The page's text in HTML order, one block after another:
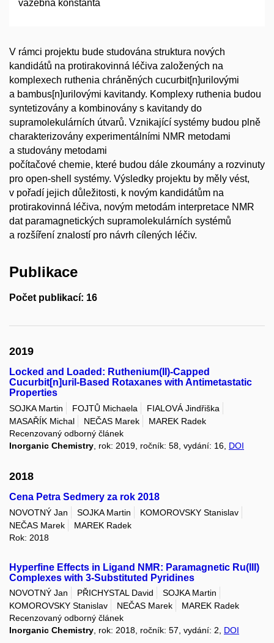
vazebná konstanta
V rámci projektu bude studována struktura nových
kandidátů na protirakovinná léčiva založených na
komplexech ruthenia chráněných cucurbit[n]urilovými
a bambus[n]urilovými kavitandy. Komplexy ruthenia budou
syntetizovány a kombinovány s kavitandy do
supramolekulárních útvarů. Vznikající systémy budou plně
charakterizovány experimentálními NMR metodami
a studovány metodami
počítačové chemie, které budou dále zkoumány a rozvinuty
pro open-shell systémy. Výsledky projektu by měly vést,
v pořadí jejich důležitosti, k novým kandidátům na
protirakovinná léčiva, novým metodám interpretace NMR
dat paramagnetických supramolekulárních systémů
a rozšíření znalostí pro návrh cílených léčiv.
Publikace
Počet publikací: 16
2019
Locked and Loaded: Ruthenium(II)-Capped
Cucurbit[n]uril-Based Rotaxanes with Antimetastatic
Properties
SOJKA Martin FOJTŮ Michaela
FIALOVÁ Jindřiška
MASAŘÍK Michal
NEČAS Marek
MAREK Radek
Recenzovaný odborný článek
Inorganic Chemistry , rok: 2019, ročník: 58, vydání: 16, DOI
2018
Cena Petra Sedmery za rok 2018
NOVOTNÝ Jan SOJKA Martin
KOMOROVSKY Stanislav
NEČAS Marek
MAREK Radek
Rok: 2018
Hyperfine Effects in Ligand NMR: Paramagnetic Ru(III)
Complexes with 3-Substituted Pyridines
NOVOTNÝ Jan PŘICHYSTAL David
SOJKA Martin
KOMOROVSKY Stanislav
NEČAS Marek
MAREK Radek
Recenzovaný odborný článek
Inorganic Chemistry, rok: 2018, ročník: 57, vydání: 2, DOI